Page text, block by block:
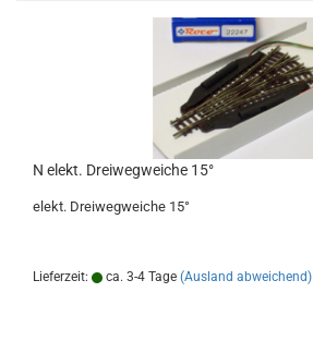
N elekt. Dreiwegweiche 15°
elekt. Dreiwegweiche 15°
Lieferzeit: ca. 3-4 Tage (Ausland abweichend)